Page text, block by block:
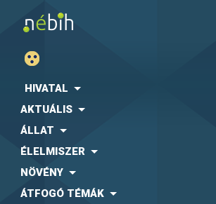
HIVATAL
AKTUÁLIS
ÁLLAT
ÉLELMISZER
NÖVÉNY
ÁTFOGÓ TÉMÁK